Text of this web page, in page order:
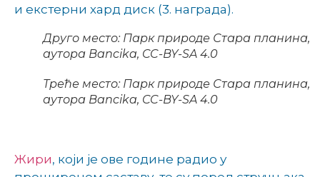
и екстерни хард диск (3. награда).
Друго место: Парк природе Стара планина,
аутора Bancika, CC-BY-SA 4.0
Треће место: Парк природе Стара планина,
аутора Bancika, CC-BY-SA 4.0
Жири, који је ове године радио у